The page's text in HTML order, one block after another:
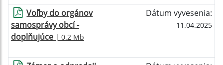
Voľby do orgánov
samosprávy obcí -
doplňujúce | 0.2 Mb
Dátum vyvesenia:
11.04.2025